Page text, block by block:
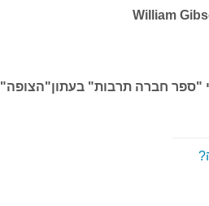
William
"ספר חברה תרבות" בעתון"הצופה"